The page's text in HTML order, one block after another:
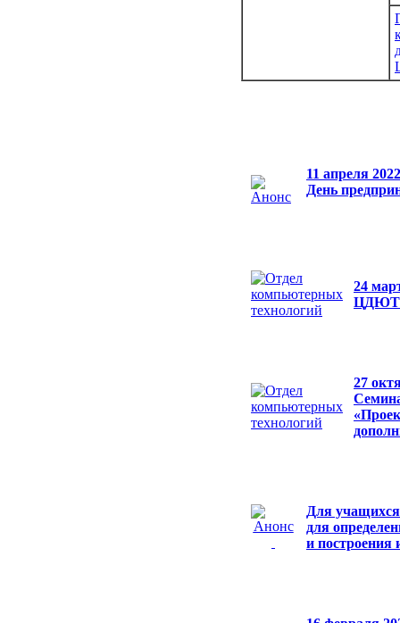
11 апреля 2022
День
24
ЦДЮТТ
27
Для
для
и построения